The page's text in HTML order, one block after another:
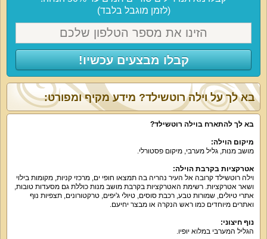
(לזמן מוגבל בלבד)
קבלו מבצעים עכשיו!
בא לך על וילה רוטשילד? מידע מקיף ומפורט:
בא לך להתארח בוילה רוטשילד?
מיקום הוילה:
מושב מנות, גליל מערבי, מיקום פסטורלי.
אטרקציות בקרבת הוילה:
וילה רוטשילד קרובה אל העיר נהריה בה תמצאו חופי ים, מרכזי קניות, מקומות בילוי
ושאר אטרקציות. רשימת האטרקציות בקרבת מושב מנות כוללת גם מסעדות טובות,
אתרי טיולים, שמורות טבע, רכבת סוסים, טיולי ג'יפים, טרקטורונים, תצפיות נוף
ואתרים מיוחדים כמו ראש הנקרה או מבצר יחיעם.
נוף חיצוני:
הגליל המערבי במלוא יופיו.